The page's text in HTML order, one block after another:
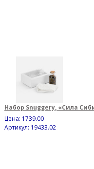
Набор Snuggery, «Сила
Цена: 1739.00
Артикул: 19433.02